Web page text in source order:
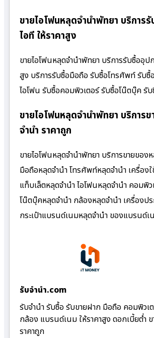
ขายไอโฟนหลุดจำนำพัทยา บริการ
ไอที ให้ราคาสูง
ขายไอโฟนหลุดจำนำพัทยา บริการรับซื้ออุป
สูง บริการรับซื้อมือถือ รับซื้อโทรศัพท์ รับซื้
ไอโฟน รับซื้อคอมพิวเตอร์ รับซื้อโน๊ตบุ๊ค รั
ขายไอโฟนหลุดจำนำพัทยา บริการ
จำนำ ราคาถูก
ขายไอโฟนหลุดจำนำพัทยา บริการขายของ
มือถือหลุดจำนำ โทรศัพท์หลุดจำนำ เครื่อง
แท็บเล็ตหลุดจำนำ ไอโฟนหลุดจำนำ คอมพิว
โน๊ตบุ๊คหลุดจำนำ กล้องหลุดจำนำ เครื่องป
กระเป๋าแบรนด์เนมหลุดจำนำ ของแบรนด์เ
รับจํานํา.com
รับจำนำ รับซื้อ รับขายฝาก มือถือ คอมพิวเ
กล้อง แบรนด์เนม ให้ราคาสูง ดอกเบี้ยต่ำ
ราคาถูก